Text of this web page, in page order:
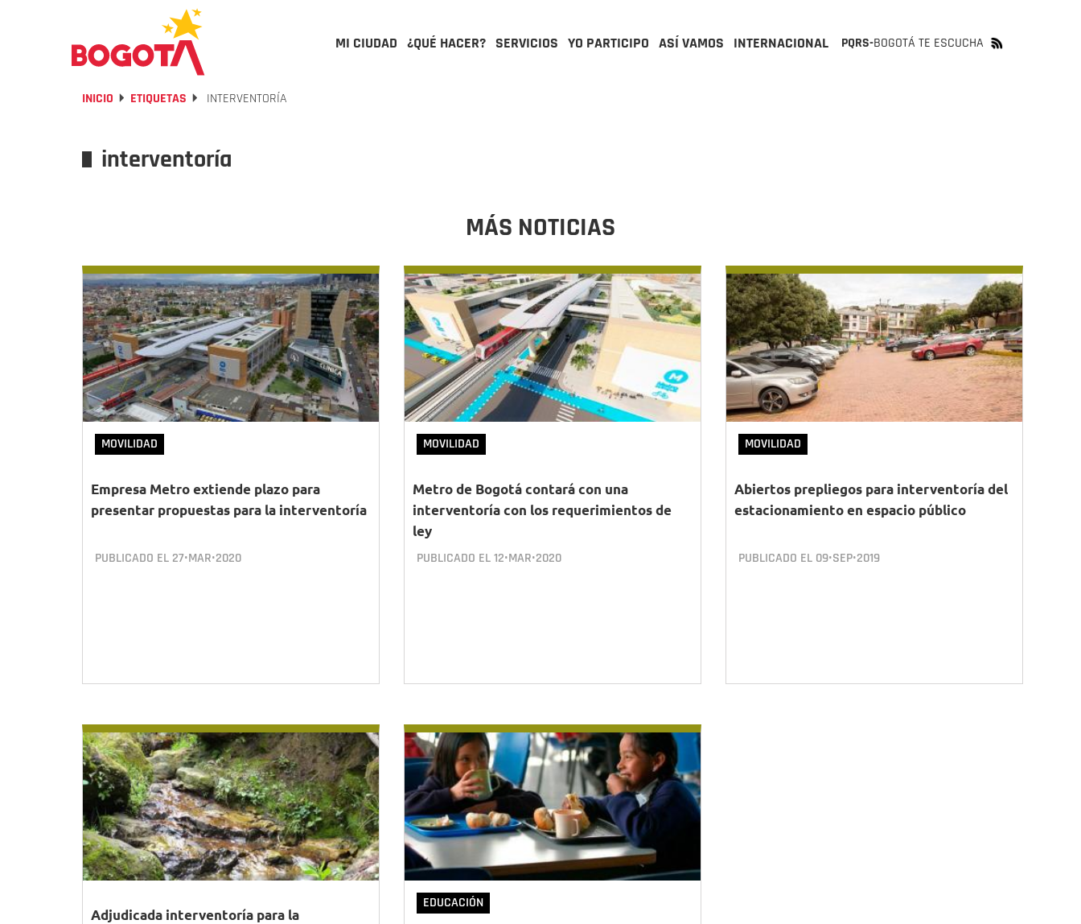
MI CIUDAD ¿QUÉ HACER? SERVICIOS YO PARTICIPO ASÍ VAMOS INTERNACIONAL PQRS-BOGOTÁ TE ESCUCHA
INICIO ETIQUETAS INTERVENTORÍA
interventoría
MÁS NOTICIAS
MOVILIDAD
Empresa Metro extiende plazo para
presentar propuestas para la interventoría
PUBLICADO EL 27•MAR•2020
MOVILIDAD
Metro de Bogotá contará con una
interventoría con los requerimientos de
ley
PUBLICADO EL12•MAR•2020
MOVILIDAD
Abiertos prepliegos para interventoría del
estacionamiento en espacio público
PUBLICADO EL 09•SEP•2019
Adjudicada interventoría para la
EDUCACIÓN